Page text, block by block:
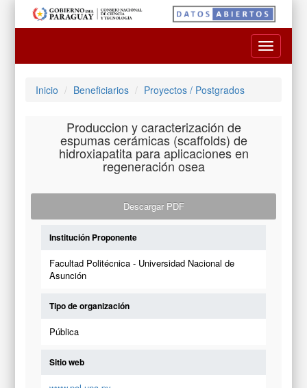
Toggle
Inicio Beneficiarios Proyectos / Postgrados
Produccion y caracterización de
espumas cerámicas (scaffolds) de
hidroxiapatita para aplicaciones en
regeneración osea
Descargar PDF
Institución Proponente
Facultad Politécnica - Universidad Nacional de
Asunción
Tipo de organización
Pública
Sitio web